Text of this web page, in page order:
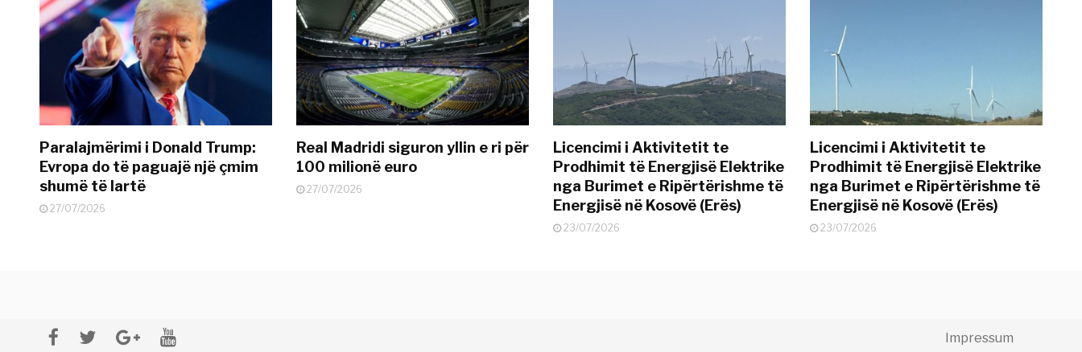
Paralajmërimi i Donald Trump:
Evropa do të paguajë një çmim
shumë të lartë
27/07/2026
Real Madridi siguron yllin e ri për
100 milionë euro
27/07/2026
Licencimi i Aktivitetit te
Prodhimit të Energjisë Elektrike
nga Burimet e Ripërtërishme të
Energjisë në Kosovë (Erës)
23/07/2026
Licencimi i Aktivitetit te
Prodhimit të Energjisë Elektrike
nga Burimet e Ripërtërishme të
Energjisë në Kosovë (Erës)
23/07/2026
Impressum